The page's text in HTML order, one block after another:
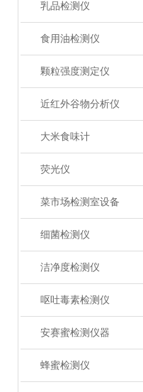
乳品检测仪
食用油检测仪
颗粒强度测定仪
近红外谷物分析仪
大米食味计
荧光仪
菜市场检测室设备
细菌检测仪
洁净度检测仪
呕吐毒素检测仪
安赛蜜检测仪器
蜂蜜检测仪